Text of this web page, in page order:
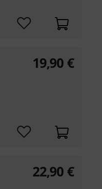
19,90 €
22,90 €